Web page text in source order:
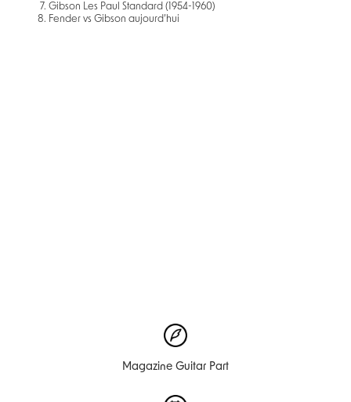
Gibson Les Paul Standard (1954-1960)
Fender vs Gibson aujourd’hui
Magazine Guitar Part